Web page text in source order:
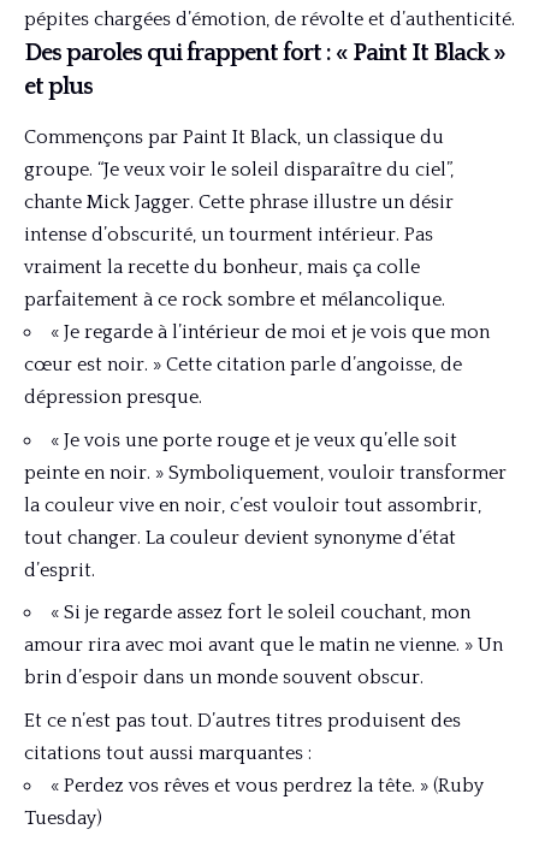
pépites chargées d’émotion, de révolte et d’authenticité.
Des paroles qui frappent fort : « Paint It Black »
et plus
Commençons par Paint It Black, un classique du
groupe. “Je veux voir le soleil disparaître du ciel”,
chante Mick Jagger. Cette phrase illustre un désir
intense d’obscurité, un tourment intérieur. Pas
vraiment la recette du bonheur, mais ça colle
parfaitement à ce rock sombre et mélancolique.
« Je regarde à l’intérieur de moi et je vois que mon
cœur est noir. » Cette citation parle d’angoisse, de
dépression presque.
« Je vois une porte rouge et je veux qu’elle soit
peinte en noir. » Symboliquement, vouloir transformer
la couleur vive en noir, c’est vouloir tout assombrir,
tout changer. La couleur devient synonyme d’état
d’esprit.
« Si je regarde assez fort le soleil couchant, mon
amour rira avec moi avant que le matin ne vienne. » Un
brin d’espoir dans un monde souvent obscur.
Et ce n’est pas tout. D’autres titres produisent des
citations tout aussi marquantes :
« Perdez vos rêves et vous perdrez la tête. » (Ruby
Tuesday)